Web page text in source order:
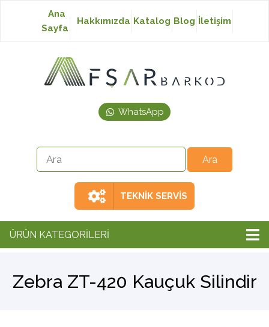
Baskısız Etiket
Japon Akmaz Yıkama
Ribon
Ana
Sayfa
Hakkımızda Katalog Blog İletişim
WhatsApp
TEKNİK SERVİS
ÜRÜN KATEGORİLERİ
Zebra ZT-420 Kauçuk Silindir